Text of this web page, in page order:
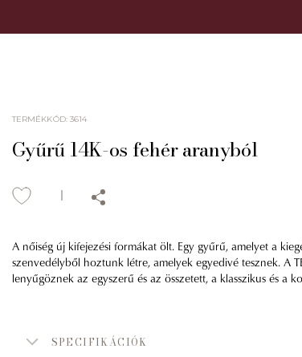
TERMÉKKÓD:3614
Gyűrű 14K-os fehér aranyból
A nőiség új kifejezési formákat ölt. Egy gyűrű, amelyet a
szenvedélyből hoztunk létre, amelyek egyedivé tesznek. A
lenyűgöznek az egyszerű és az összetett, a klasszikus és a
SPECIFIKÁCIÓK